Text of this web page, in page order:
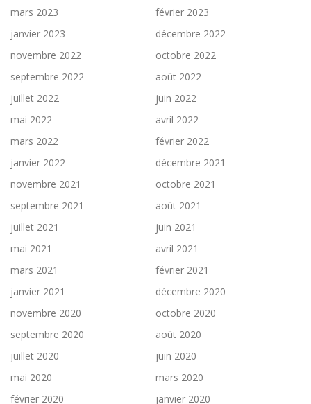
mars 2023
février 2023
janvier 2023
décembre 2022
novembre 2022
octobre 2022
septembre 2022
août 2022
juillet 2022
juin 2022
mai 2022
avril 2022
mars 2022
février 2022
janvier 2022
décembre 2021
novembre 2021
octobre 2021
septembre 2021
août 2021
juillet 2021
juin 2021
mai 2021
avril 2021
mars 2021
février 2021
janvier 2021
décembre 2020
novembre 2020
octobre 2020
septembre 2020
août 2020
juillet 2020
juin 2020
mai 2020
mars 2020
février 2020
janvier 2020